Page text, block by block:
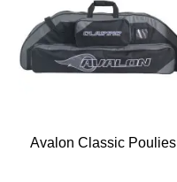
Avalon Classic Poulies